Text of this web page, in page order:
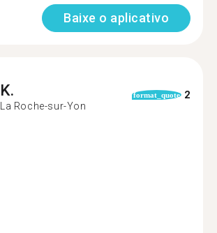
Baixe o aplicativo
K.
La Roche-sur-Yon
format_quote 2